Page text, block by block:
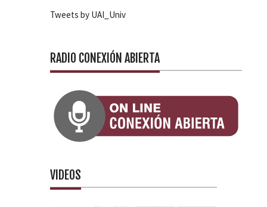
Tweets by UAI_Univ
RADIO CONEXIÓN ABIERTA
VIDEOS